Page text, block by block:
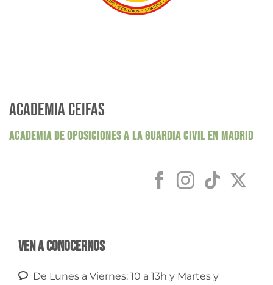
ACADEMIA CEIFAS
ACADEMIA DE OPOSICIONES A LA GUARDIA CIVIL EN MADRID
Ven a conocernos
De Lunes a Viernes: 10 a 13h y Martes y